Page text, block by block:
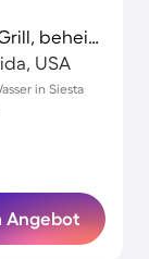
Voll ausgestattetes Ferienhaus mit Grill, beheiztem Pool und Garten | Naturblick | Nah am Strand
USA
in Siesta
Angebot